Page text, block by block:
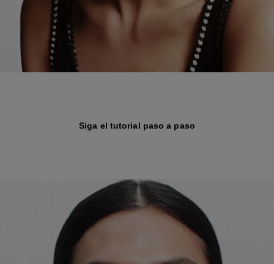
Siga el tutorial paso a paso